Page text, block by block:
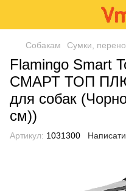
Собакам Сумки,
Flamingo Smart
СМАРТ ТОП
для собак
см))
Артикул: 1031300 Написати